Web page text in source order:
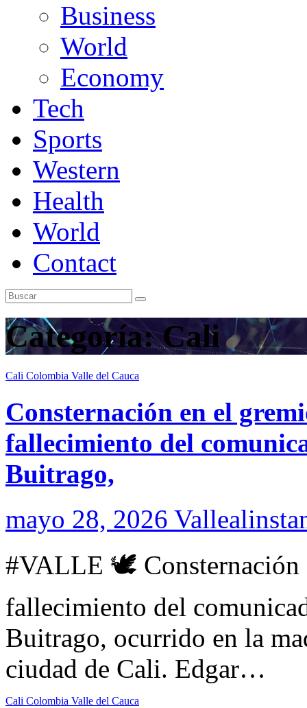
Business
World
Economy
Tech
Sports
Western
Health
World
Contact
Categoría:Cali
Cali Colombia Valle del Cauca
Consternación en el
fallecimiento del
Buitrago,
mayo 28, 2026
#VALLE 🕊️ Consternación
fallecimiento del
Buitrago, ocurrido en la
ciudad de Cali. Edgar…
Cali Colombia Valle del Cauca